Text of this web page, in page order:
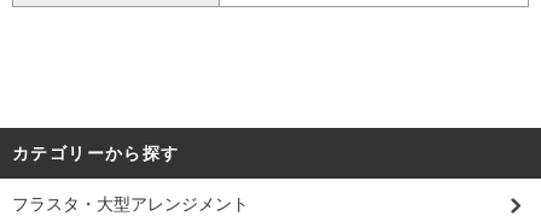
カテゴリーから探す
フラスタ・大型アレンジメント